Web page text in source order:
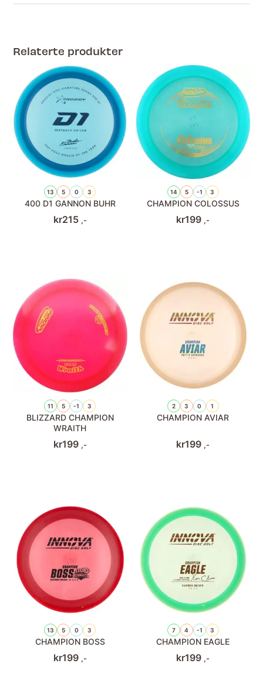
Relaterte produkter
13 5 0 3
400 D1 GANNON BUHR
kr215 ,-
14 5 -1 3
CHAMPION COLOSSUS
kr199 ,-
11 5 -1 3
BLIZZARD CHAMPION
WRAITH
kr199 ,-
2 3 0 1
CHAMPION AVIAR
kr199 ,-
13 5 0 3
CHAMPION BOSS
kr199 ,-
7 4 -1 3
CHAMPION EAGLE
kr199 ,-